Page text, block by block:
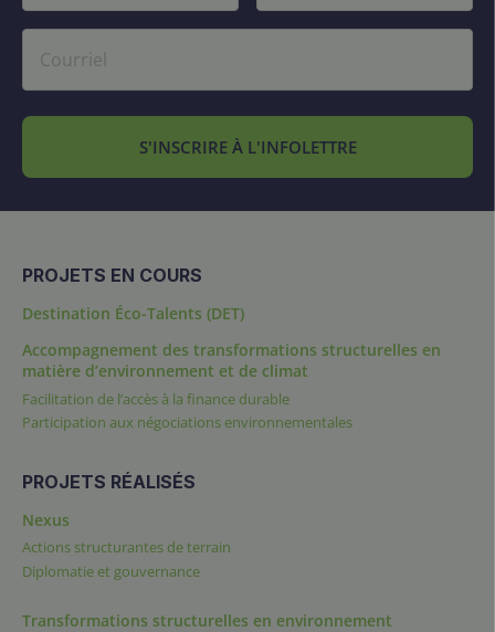
S'INSCRIRE À L'INFOLETTRE
PROJETS EN COURS
Destination Éco-Talents (DET)
Accompagnement des transformations structurelles en
matière d’environnement et de climat
Facilitation de l’accès à la finance durable
Participation aux négociations environnementales
PROJETS RÉALISÉS
Nexus
Actions structurantes de terrain
Diplomatie et gouvernance
Transformations structurelles en environnement